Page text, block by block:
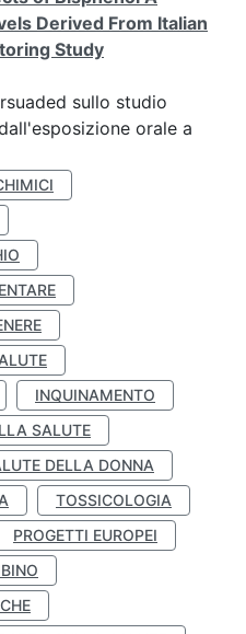
Derived From Italian
Study
sullo studio
orale a
INQUINAMENTO
SALUTE
DELLA DONNA
TOSSICOLOGIA
PROGETTI EUROPEI